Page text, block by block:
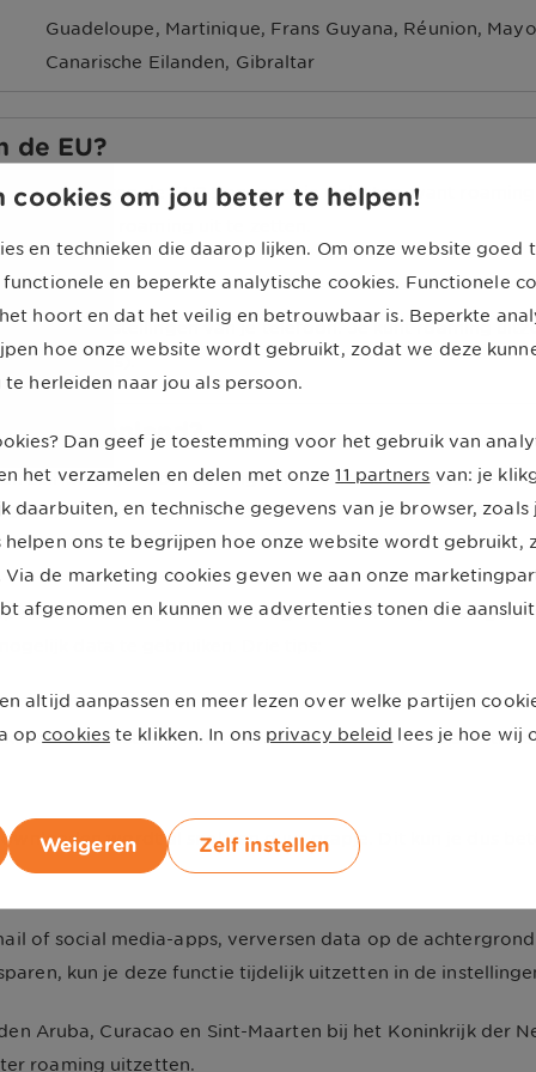
Guadeloupe, Martinique, Frans Guyana, Réunion,
Canarische Eilanden, Gibraltar
de EU?
land buiten de EU? Dan moet je opletten, want
EU slim om roaming uit te zetten.
uit?
uit in de instellingen van je telefoon. Je kunt roaming
telefoons).
buitenland?
zelf de prijs voor roaming in het buitenland bepalen.
Staten betaal je bij veel providers € 2,50 voor één MB.
is natuurlijk dataroaming uitzetten. Als je toch
data te gebruiken. Drie tips:
roamingkosten maakt. Zet functies als 'Wifi-assistentie'
wordt al snel een duur grapje. Dit kun je dus
of social media-apps, verversen data op de
kun je deze functie tijdelijk uitzetten in de
Aruba, Curacao en Sint-Maarten bij het Koninkrijk der
roaming uitzetten.
cookies om jou beter te helpen!
en technieken die daarop lijken. Om onze website goed
en beperkte analytische cookies. Functionele
hoort en dat het veilig en betrouwbaar is. Beperkte
hoe onze website wordt gebruikt, zodat we deze
herleiden naar jou als persoon.
Dan geef je toestemming voor het gebruik van
het verzamelen en delen met onze 11 partners van: je
daarbuiten, en technische gegevens van je browser, zoals
helpen ons te begrijpen hoe onze website wordt gebruikt,
Via de marketing cookies geven we aan onze
afgenomen en kunnen we advertenties tonen die
altijd aanpassen en meer lezen over welke partijen
op cookies te klikken. In ons privacy beleid lees je hoe wij
Weigeren Zelf instellen